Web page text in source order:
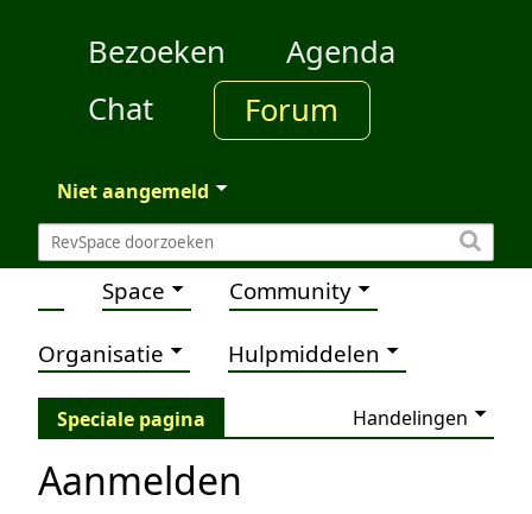
Bezoeken
Agenda
Chat
Forum
Niet aangemeld
Space Community
Organisatie Hulpmiddelen
Speciale pagina Handelingen
Aanmelden